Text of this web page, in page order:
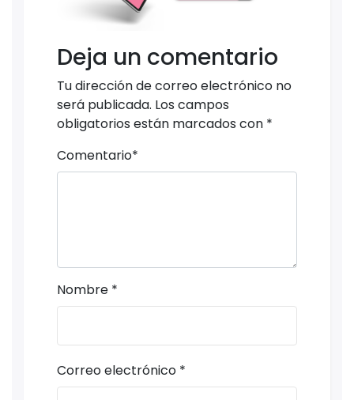
Deja un comentario
Tu dirección de correo electrónico no
será publicada. Los campos
obligatorios están marcados con *
Comentario*
Nombre *
Correo electrónico *